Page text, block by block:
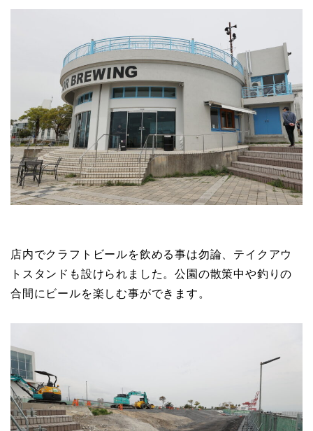
店内でクラフトビールを飲める事は勿論、テイクアウ
トスタンドも設けられました。公園の散策中や釣りの
合間にビールを楽しむ事ができます。